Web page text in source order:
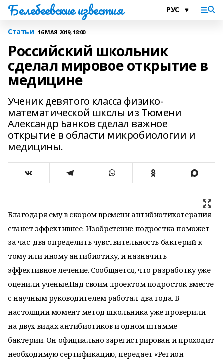
Белебеевские известия
Статьи 16 МАЯ 2019, 18:00
Российский школьник
сделал мировое открытие в
медицине
Ученик девятого класса физико-
математической школы из Тюмени
Александр Банков сделал важное
открытие в области микробиологии и
медицины.
Благодаря ему в скором времени антибиотикотерапия
станет эффективнее. Изобретение подростка поможет
за час-два определить чувствительность бактерий к
тому или иному антибиотику, и назначить
эффективное лечение. Сообщается, что разработку уже
оценили ученые.Над своим проектом подросток вместе
с научным руководителем работал два года. В
настоящий момент метод школьника уже проверили
на двух видах антибиотиков и одном штамме
бактерий. Он официально зарегистрирован и проходит
необходимую сертификацию, передает «Регион-